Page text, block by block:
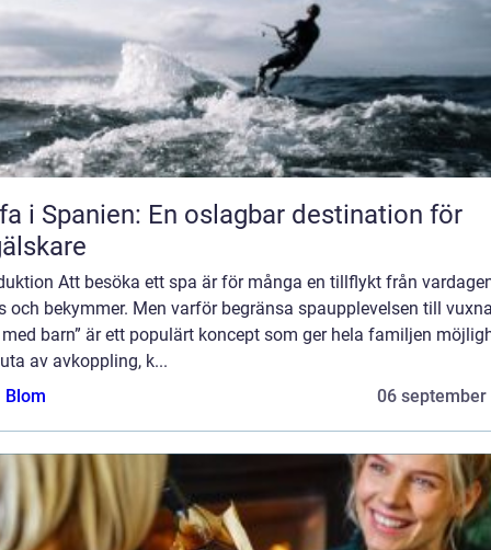
i Spanien: En oslagbar destination för
Att besöka ett spa är för många en tillflykt från
och bekymmer. Men varför begränsa spaupplevelsen till
med barn” är ett populärt koncept som ger hela familjen
av avkoppling, k...
Blom
06 september